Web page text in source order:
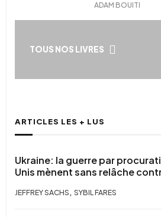
ADAM BOUITI
TOUS NOS LIVRES
ARTICLES LES + LUS
Ukraine: la guerre par
Unis mènent sans relâche
JEFFREY SACHS , SYBIL FARES